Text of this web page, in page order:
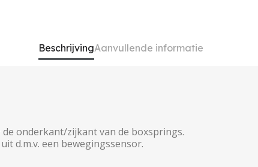
BeschrijvingAanvullende informatie
onderkant/zijkant van de boxsprings.
d.m.v. een bewegingssensor.